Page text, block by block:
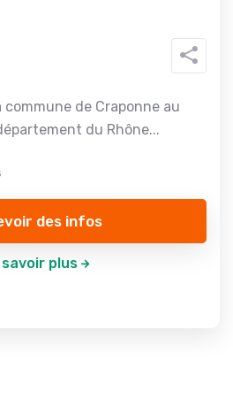
de Craponne au
du Rhône...
des infos
savoir plus